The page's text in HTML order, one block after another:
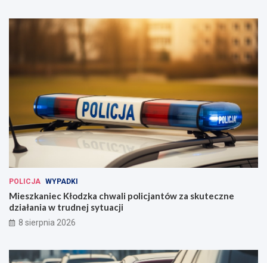
POLICJA WYPADKI
Mieszkaniec Kłodzka chwali policjantów za skuteczne
działania w trudnej sytuacji
8 sierpnia 2026